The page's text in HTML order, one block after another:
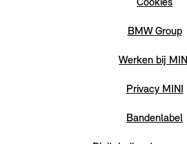
Cookies
BMW Group
Werken bij MINI
Privacy MINI
Bandenlabel